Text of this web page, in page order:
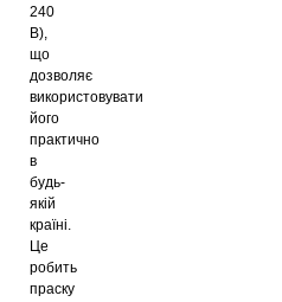
240
В),
що
дозволяє
використовувати
його
практично
в
будь-
якій
країні.
Це
робить
праску